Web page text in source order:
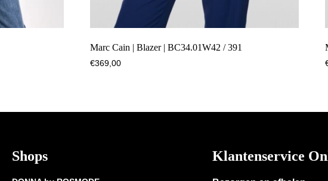
Marc Cain | Blazer | BC34.01W42 / 391
€369,00
Shops Klantenservice